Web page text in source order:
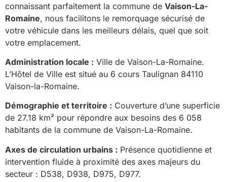
connaissant parfaitement la commune de Vaison-La-
Romaine, nous facilitons le remorquage sécurisé de
votre véhicule dans les meilleurs délais, quel que soit
votre emplacement.
Administration locale : Ville de Vaison-La-Romaine.
L’Hôtel de Ville est situé au 6 cours Taulignan 84110
Vaison-la-Romaine.
Démographie et territoire : Couverture d’une superficie
de 27.18 km² pour répondre aux besoins des 6 058
habitants de la commune de Vaison-La-Romaine.
Axes de circulation urbains : Présence quotidienne et
intervention fluide à proximité des axes majeurs du
secteur : D538, D938, D975, D977.